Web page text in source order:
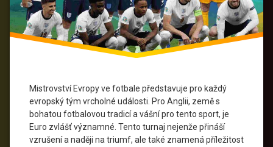
Mistrovství Evropy ve fotbale představuje pro každý
evropský tým vrcholné události. Pro Anglii, země s
bohatou fotbalovou tradicí a vášní pro tento sport, je
Euro zvlášť významné. Tento turnaj nejenže přináší
vzrušení a naději na triumf, ale také znamená příležitost
Fanoušci
anglického
fotbalu
Anglii
Fotbalové
legendy